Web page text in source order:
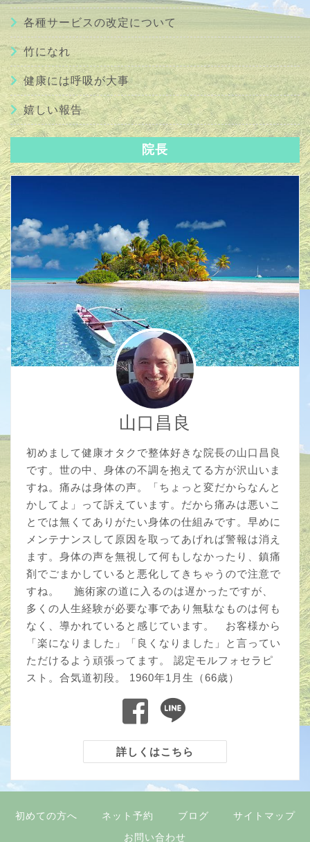
各種サービスの改定について
竹になれ
健康には呼吸が大事
嬉しい報告
院長
山口昌良
初めまして健康オタクで整体好きな院長の山口昌良
です。世の中、身体の不調を抱えてる方が沢山いま
すね。痛みは身体の声。「ちょっと変だからなんと
かしてよ」って訴えています。だから痛みは悪いこ
とでは無くてありがたい身体の仕組みです。早めに
メンテナンスして原因を取ってあげれば警報は消え
ます。身体の声を無視して何もしなかったり、鎮痛
剤でごまかしていると悪化してきちゃうので注意で
すね。 施術家の道に入るのは遅かったですが、
多くの人生経験が必要な事であり無駄なものは何も
なく、導かれていると感じています。 お客様から
「楽になりました」「良くなりました」と言ってい
ただけるよう頑張ってます。 認定モルフォセラピ
スト。合気道初段。 1960年1月生（66歳）
詳しくはこちら
初めての方へ ネット予約 ブログ
サイトマップ
お問い合わせ